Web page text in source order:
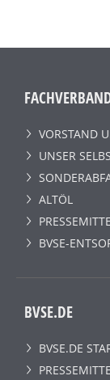
VORSTAND
UNSER
ALTÖL
BVSE-
BVSE.DE
BVSE.DE